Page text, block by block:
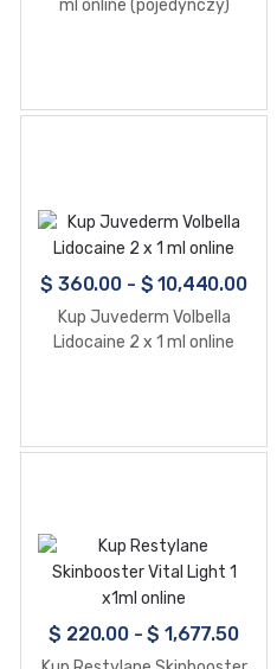
ml online (pojedynczy)
$ 360.00- $ 10,440.00
Kup Juvederm Volbella
Lidocaine 2 x 1 ml online
$ 220.00-$ 1,677.50